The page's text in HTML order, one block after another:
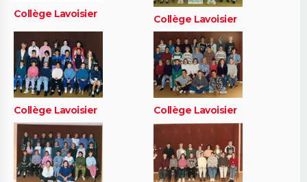
Collège Lavoisier Collège Lavoisier
Collège Lavoisier Collège Lavoisier